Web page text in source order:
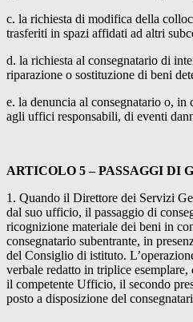
c. la richiesta di modifica della
trasferiti in spazi affidati ad altri
d. la richiesta al consegnatario di
riparazione o sostituzione di beni
e. la denuncia al consegnatario o, in
agli uffici responsabili, di eventi
ARTICOLO 5 – PASSAGGI DI
1. Quando il Direttore dei Servizi
dal suo ufficio, il passaggio di
ricognizione materiale dei beni in
consegnatario subentrante, in
del Consiglio di istituto.
verbale redatto in triplice
il competente Ufficio, il secondo
posto a disposizione del